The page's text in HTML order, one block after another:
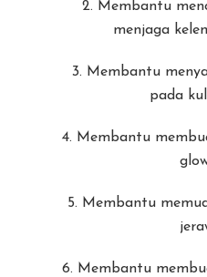
2. Membantu
menjaga
3. Membantu
pada
4. Membantu
5. Membantu
6. Membantu